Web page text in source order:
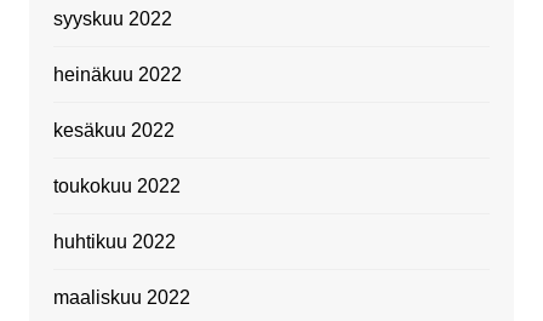
syyskuu 2022
heinäkuu 2022
kesäkuu 2022
toukokuu 2022
huhtikuu 2022
maaliskuu 2022